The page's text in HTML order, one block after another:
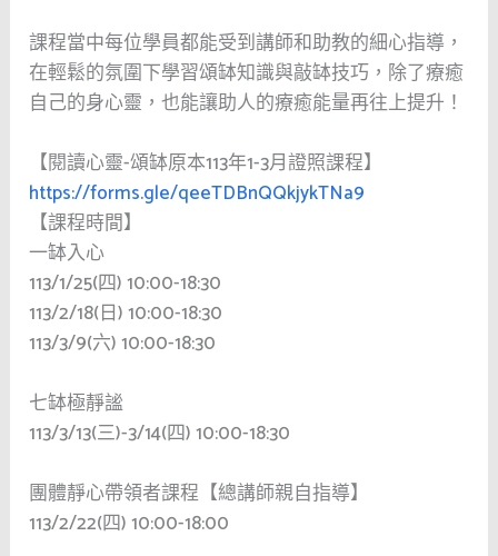
課程當中每位學員都能受到講師和助教的細心指導，
在輕鬆的氛圍下學習頌缽知識與敲缽技巧，除了療癒
自己的身心靈，也能讓助人的療癒能量再往上提升！
【閱讀心靈-頌缽原本113年1-3月證照課程】
https://forms.gle/qeeTDBnQQkjykTNa9
【課程時間】
一缽入心
113/1/25(四) 10:00-18:30
113/2/18(日) 10:00-18:30
113/3/9(六) 10:00-18:30
七缽極靜謐
113/3/13(三)-3/14(四) 10:00-18:30
團體靜心帶領者課程【總講師親自指導】
113/2/22(四) 10:00-18:00